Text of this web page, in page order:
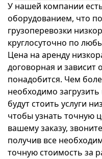
У нашей компании
оборудованием, что
грузоперевозки
круглосуточно по
Цена на аренду
договорная и зависит
понадобится. Чем
необходимо
будут стоить услуги
чтобы узнать точную
вашему заказу,
получив все
точную стоимость за